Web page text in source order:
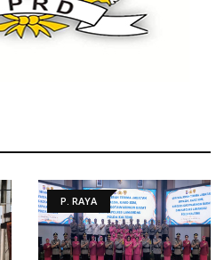
P. RAYA